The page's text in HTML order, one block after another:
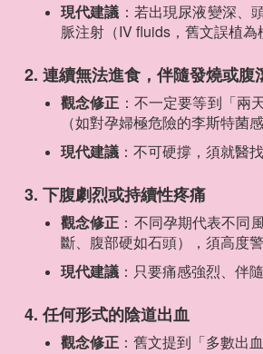
現代建議 ：若出現尿液變深
脈注射（IV fluids，舊文誤植
2. 連續無法進食，伴隨發燒或腹
觀念修正 ：不一定要等到「
（如對孕婦極危險的李斯特菌感
現代建議 ：不可硬撐，須就醫
3. 下腹劇烈或持續性疼痛
觀念修正 ：不同孕期代表不同
斷、腹部硬如石頭），須高度
現代建議 ：只要痛感強烈、伴
4. 任何形式的陰道出血
觀念修正 ：舊文提到「多數出